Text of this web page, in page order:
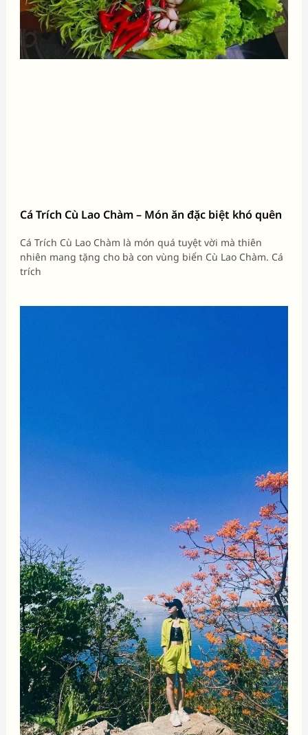
Cá Trích Cù Lao Chàm – Món ăn đặc biệt khó quên
Cá Trích Cù Lao Chàm là món quá tuyệt vời mà thiên
nhiên mang tặng cho bà con vùng biển Cù Lao Chàm. Cá
trích